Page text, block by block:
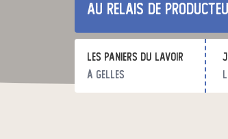
au relais de
Les Paniers du Lavoir
à Gelles